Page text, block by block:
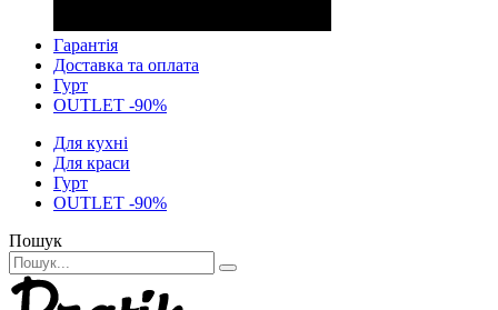
Гарантія
Доставка та оплата
Гурт
OUTLET -90%
Для кухні
Для краси
Гурт
OUTLET -90%
Пошук